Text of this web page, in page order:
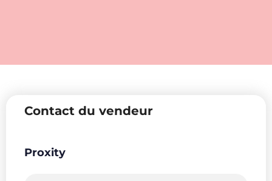
Contact du vendeur
Proxity